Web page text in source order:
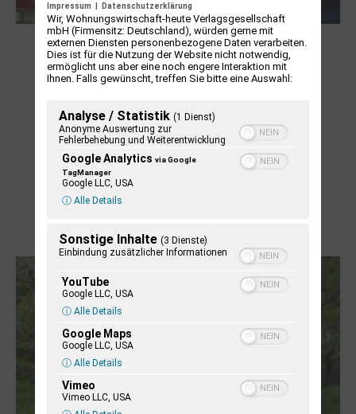
NUKLEUS Kiel
Letj fröögels
Impressum | Datenschutzerklärung
Wir, Wohnungswirtschaft-heute Verlagsgesellschaft
mbH (Firmensitz: Deutschland), würden gerne mit
externen Diensten personenbezogene Daten verarbeiten.
Dies ist für die Nutzung der Website nicht notwendig,
ermöglicht uns aber eine noch engere Interaktion mit
Ihnen. Falls gewünscht, treffen Sie bitte eine Auswahl:
Analyse / Statistik (1 Dienst)
Anonyme Auswertung zur
Fehlerbehebung und Weiterentwicklung
Google Analytics via Google
TagManager
Google LLC, USA
ⓘ Alle Details
Sonstige Inhalte (3 Dienste)
Einbindung zusätzlicher Informationen
YouTube
Google LLC, USA
ⓘ Alle Details
Google Maps
Google LLC, USA
ⓘ Alle Details
Vimeo
Vimeo LLC, USA